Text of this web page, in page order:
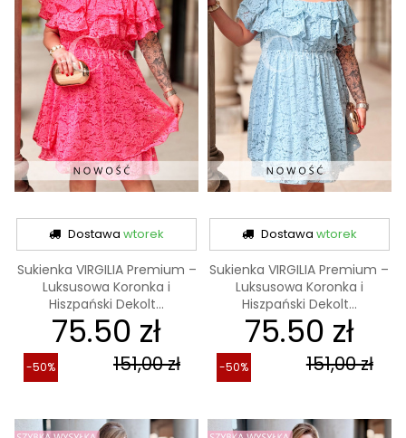
Dostawawtorek
Sukienka VIRGILIA Premium –
Luksusowa Koronka i
Hiszpański Dekolt...
75.50 zł
151,00 zł
-50%
Dostawa wtorek
Sukienka VIRGILIA Premium –
Luksusowa Koronka i
Hiszpański Dekolt...
75.50 zł
151,00 zł
-50%